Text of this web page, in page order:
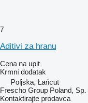
7
Aditivi za hranu
Cena na upit
Krmni dodatak
Poljska, Łańcut
Frescho Group Poland, Sp.
Kontaktirajte prodavca